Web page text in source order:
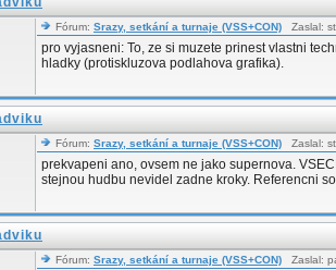
Fórum: Srazy, setkání a turnaje (VSS+CON) Zaslal:
pro vyjasneni: To, ze si muzete prinest vlastni
hladky (protiskluzova podlahova grafika).
Fórum: Srazy, setkání a turnaje (VSS+CON) Zaslal:
prekvapeni ano, ovsem ne jako supernova.
stejnou hudbu nevidel zadne kroky. Referencni
Fórum: Srazy, setkání a turnaje (VSS+CON) Zaslal: